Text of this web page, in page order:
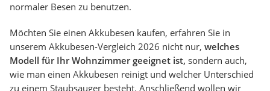
normaler Besen zu benutzen.
Möchten Sie einen Akkubesen kaufen, erfahren Sie in
unserem Akkubesen-Vergleich 2026 nicht nur, welches
Modell für Ihr Wohnzimmer geeignet ist, sondern auch,
wie man einen Akkubesen reinigt und welcher Unterschied
zu einem Staubsauger besteht. Anschließend wollen wir